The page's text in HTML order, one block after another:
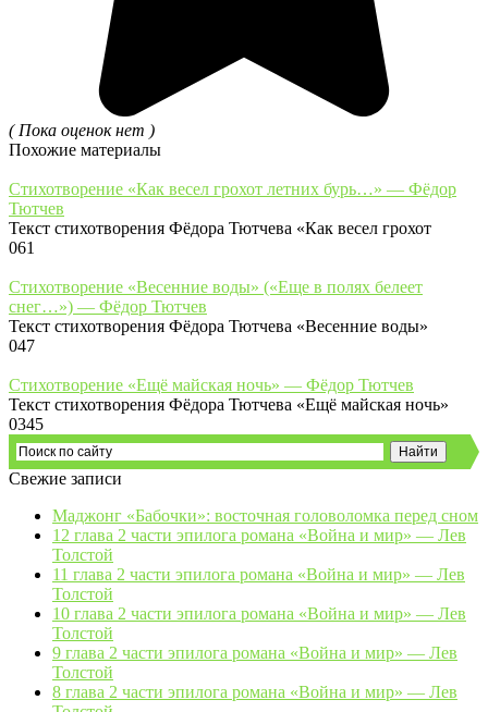
( Пока оценок нет )
Похожие материалы
Стихотворение «Как весел грохот летних бурь…» — Фёдор
Тютчев
Текст стихотворения Фёдора Тютчева «Как весел грохот
061
Стихотворение «Весенние воды» («Еще в полях белеет
снег…») — Фёдор Тютчев
Текст стихотворения Фёдора Тютчева «Весенние воды»
047
Стихотворение «Ещё майская ночь» — Фёдор Тютчев
Текст стихотворения Фёдора Тютчева «Ещё майская ночь»
0345
Свежие записи
Маджонг «Бабочки»: восточная головоломка перед сном
12 глава 2 части эпилога романа «Война и мир» — Лев
Толстой
11 глава 2 части эпилога романа «Война и мир» — Лев
Толстой
10 глава 2 части эпилога романа «Война и мир» — Лев
Толстой
9 глава 2 части эпилога романа «Война и мир» — Лев
Толстой
8 глава 2 части эпилога романа «Война и мир» — Лев